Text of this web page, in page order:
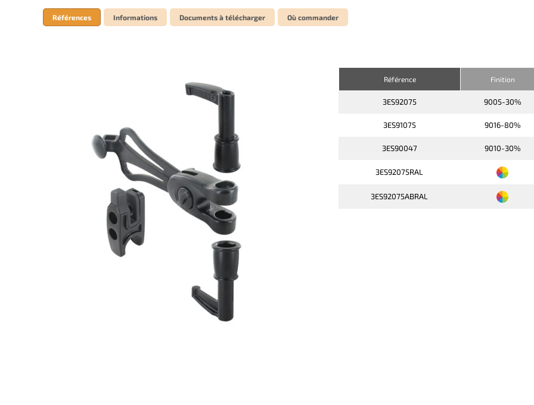
Références Informations Documents à télécharger Où commander
Référence Finition
3ES92075 9005-30%
3ES91075 9016-80%
3ES90047 9010-30%
3ES92075RAL
3ES92075ABRAL